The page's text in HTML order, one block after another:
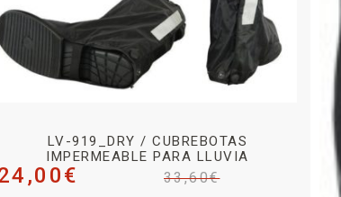
LV-919_DRY / CUBREBOTAS
IMPERMEABLE PARA LLUVIA
33,60€
€